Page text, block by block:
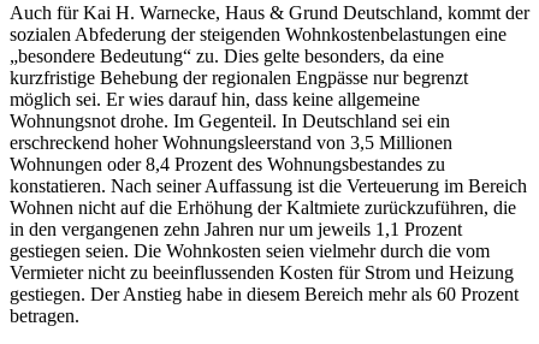
Auch für Kai H. Warnecke, Haus & Grund Deutschland, kommt der
sozialen Abfederung der steigenden Wohnkostenbelastungen eine
„besondere Bedeutung“ zu. Dies gelte besonders, da eine
kurzfristige Behebung der regionalen Engpässe nur begrenzt
möglich sei. Er wies darauf hin, dass keine allgemeine
Wohnungsnot drohe. Im Gegenteil. In Deutschland sei ein
erschreckend hoher Wohnungsleerstand von 3,5 Millionen
Wohnungen oder 8,4 Prozent des Wohnungsbestandes zu
konstatieren. Nach seiner Auffassung ist die Verteuerung im Bereich
Wohnen nicht auf die Erhöhung der Kaltmiete zurückzuführen, die
in den vergangenen zehn Jahren nur um jeweils 1,1 Prozent
gestiegen seien. Die Wohnkosten seien vielmehr durch die vom
Vermieter nicht zu beeinflussenden Kosten für Strom und Heizung
gestiegen. Der Anstieg habe in diesem Bereich mehr als 60 Prozent
betragen.